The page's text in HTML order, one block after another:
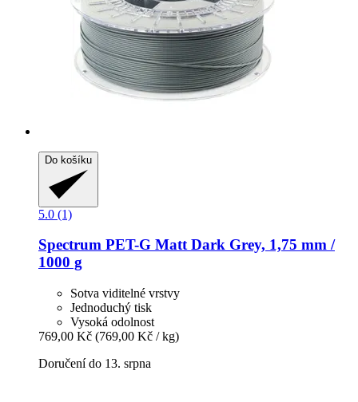
Do košíku
5.0 (1)
Spectrum PET-​G Matt Dark Grey, 1,75 mm /
1000 g
Sotva viditelné vrstvy
Jednoduchý tisk
Vysoká odolnost
769,00 Kč (769,00 Kč / kg)
Doručení do 13. srpna